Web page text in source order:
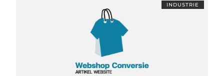
INDUSTRIE